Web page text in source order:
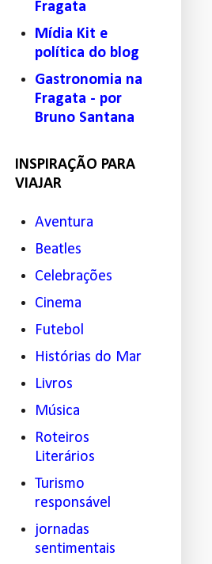
Fragata
Mídia Kit e
política do blog
Gastronomia na
Fragata - por
Bruno Santana
INSPIRAÇÃO PARA
VIAJAR
Aventura
Beatles
Celebrações
Cinema
Futebol
Histórias do Mar
Livros
Música
Roteiros
Literários
Turismo
responsável
jornadas
sentimentais